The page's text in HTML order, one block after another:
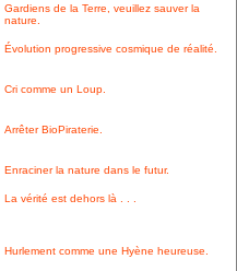
Gardiens de la Terre, veuillez sauver la
nature.
Évolution progressive cosmique de réalité.
Cri comme un Loup.
Arrêter BioPiraterie.
Enraciner la nature dans le futur.
La vérité est dehors là . . .
Hurlement comme une Hyène heureuse.